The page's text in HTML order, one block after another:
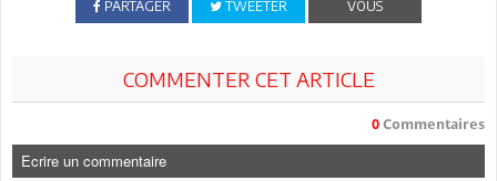
PARTAGER TWEETER
VOUS
COMMENTER CET ARTICLE
0 Commentaires
Ecrire un commentaire